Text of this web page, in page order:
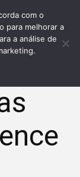
com o
para melhorar a
a análise de